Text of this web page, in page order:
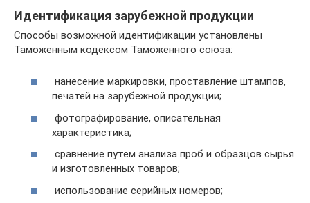
Идентификация зарубежной продукции
Способы возможной идентификации установлены
Таможенным кодексом Таможенного союза:
нанесение маркировки, проставление штампов,
печатей на зарубежной продукции;
фотографирование, описательная
характеристика;
сравнение путем анализа проб и образцов сырья
и изготовленных товаров;
использование серийных номеров;